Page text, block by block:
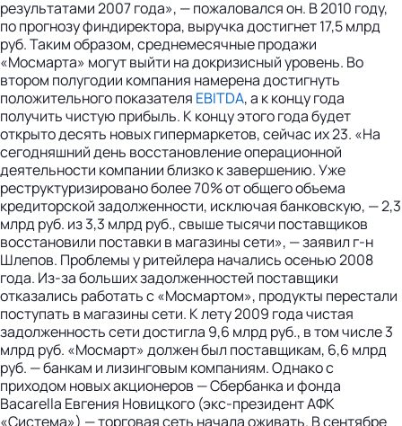
результатами 2007 года», — пожаловался он. В 2010 году,
по прогнозу финдиректора, выручка достигнет 17,5 млрд
руб. Таким образом, среднемесячные продажи
«Мосмарта» могут выйти на докризисный уровень. Во
втором полугодии компания намерена достигнуть
положительного показателя EBITDA, а к концу года
получить чистую прибыль. К концу этого года будет
открыто десять новых гипермаркетов, сейчас их 23. «На
сегодняшний день восстановление операционной
деятельности компании близко к завершению. Уже
реструктуризировано более 70% от общего объема
кредиторской задолженности, исключая банковскую, — 2,3
млрд руб. из 3,3 млрд руб., свыше тысячи поставщиков
восстановили поставки в магазины сети», — заявил г-н
Шлепов. Проблемы у ритейлера начались осенью 2008
года. Из-за больших задолженностей поставщики
отказались работать с «Мосмартом», продукты перестали
поступать в магазины сети. К лету 2009 года чистая
задолженность сети достигла 9,6 млрд руб., в том числе 3
млрд руб. «Мосмарт» должен был поставщикам, 6,6 млрд
руб. — банкам и лизинговым компаниям. Однако с
приходом новых акционеров — Сбербанка и фонда
Bacarella Евгения Новицкого (экс-президент АФК
«Система») — торговая сеть начала оживать. В сентябре